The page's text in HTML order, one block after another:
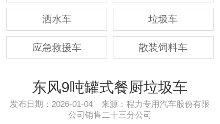
洒水车 垃圾车
应急救援车 散装饲料车
东风9吨罐式餐厨垃圾车
发布日期：2026-01-04 来源：程力专用汽车股份有限
公司销售二十三分公司